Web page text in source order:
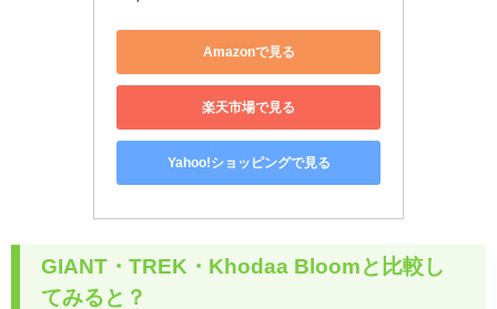
Amazonで見る
楽天市場で見る
Yahoo!ショッピングで見る
GIANT・TREK・Khodaa Bloomと比較し
てみると？